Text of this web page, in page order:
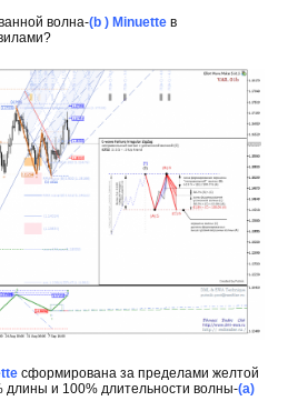
волна-(b ) Minuette в
сформирована за пределами желтой
длины и 100% длительности волны-(a)